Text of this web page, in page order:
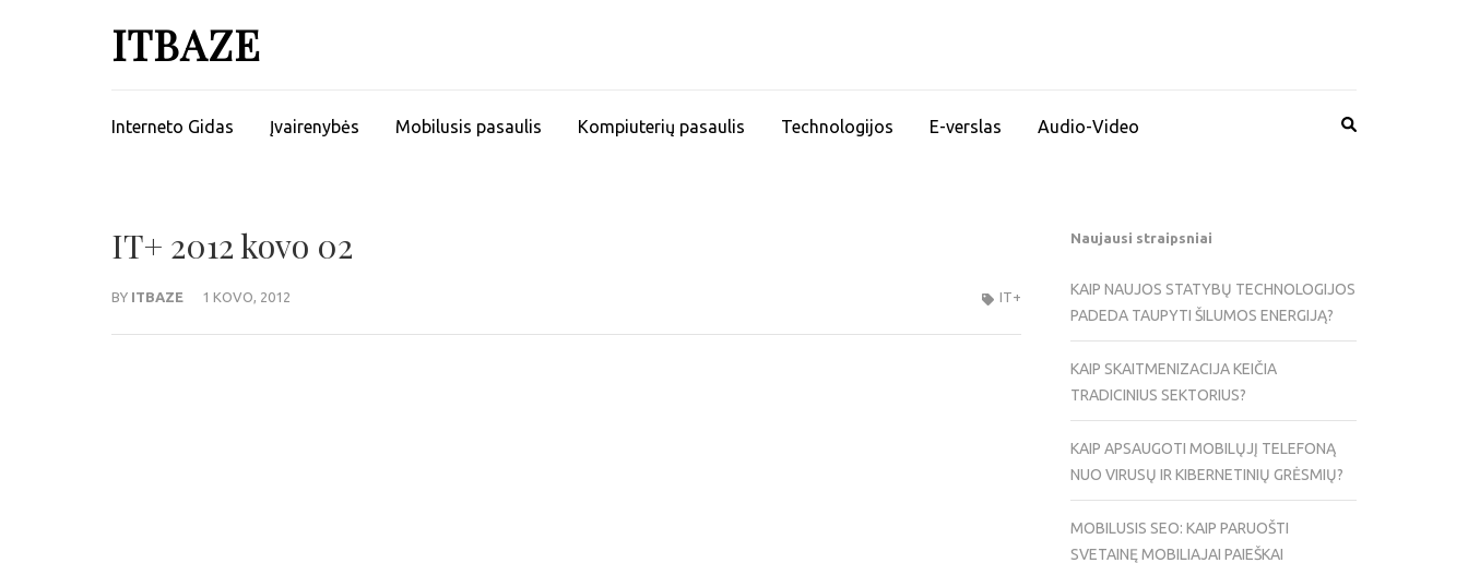
ITBAZE
Interneto Gidas Įvairenybės Mobilusis pasaulis Kompiuterių pasaulis Technologijos E-verslas Audio-Video
IT+ 2012 kovo 02
BY ITBAZE 1 KOVO, 2012 IT+
Naujausi straipsniai
KAIP NAUJOS STATYBŲ TECHNOLOGIJOS
PADEDA TAUPYTI ŠILUMOS ENERGIJĄ?
KAIP SKAITMENIZACIJA KEIČIA
TRADICINIUS SEKTORIUS?
KAIP APSAUGOTI MOBILŲJĮ TELEFONĄ
NUO VIRUSŲ IR KIBERNETINIŲ GRĖSMIŲ?
MOBILUSIS SEO: KAIP PARUOŠTI
SVETAINĘ MOBILIAJAI PAIEŠKAI